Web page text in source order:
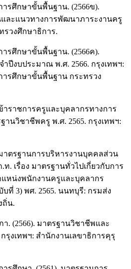
รศึกษาขั้นพื้นฐาน. (2566ข).
และแนวทางการพัฒนาภาระงานครู
รวงศึกษาธิการ.
รศึกษาขั้นพื้นฐาน. (2566ค).
ปีงบประมาณ พ.ศ. 2566. กรุงเทพฯ:
รศึกษาขั้นพื้นฐาน กระทรวง
ราชการครูและบุคลากรทางการ
านวิชาชีพครู พ.ศ. 2565. กรุงเทพฯ:
ตรฐานการบริหารงานบุคคลส่วน
ท. เรื่อง มาตรฐานทั่วไปเกี่ยวกับการ
หน่งพนักงานครูและบุคลากร
ที่ 3) พศ. 2565. นนทบุรี: กรมส่ง
ถิ่น.
. (2566). มาตรฐานวิชาชีพและ
งเทพฯ: สำนักงานเลขาธิการคุรุ